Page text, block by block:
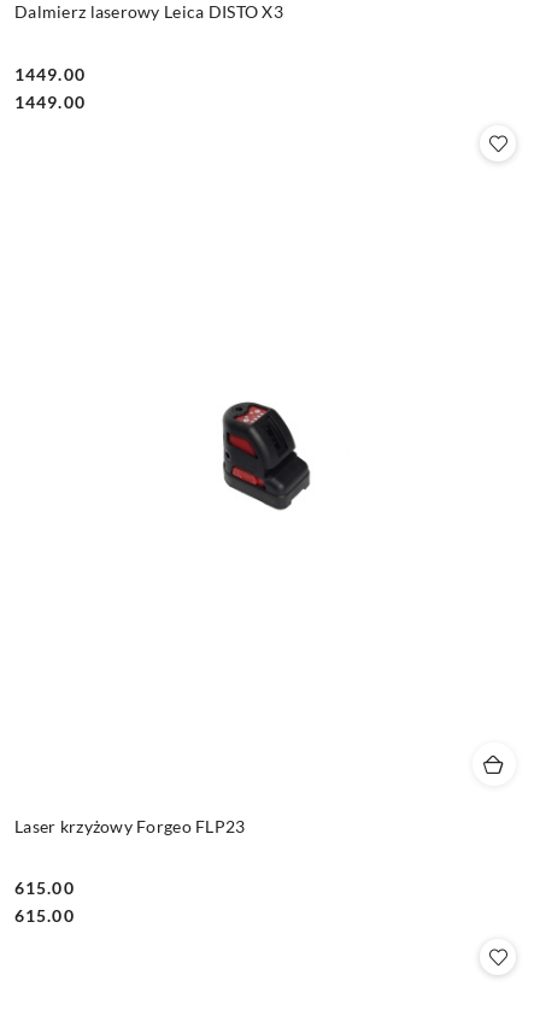
Dalmierz laserowy Leica DISTO X3
Cena:
1449.00
Cena:
1449.00
Laser krzyżowy Forgeo FLP23
Cena:
615.00
Cena:
615.00